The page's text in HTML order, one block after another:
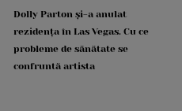
Dolly Parton și-a anulat
rezidența în Las Vegas. Cu ce
probleme de sănătate se
confruntă artista